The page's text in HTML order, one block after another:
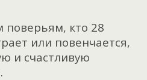
поверьям, кто 28
или повенчается,
и счастливую